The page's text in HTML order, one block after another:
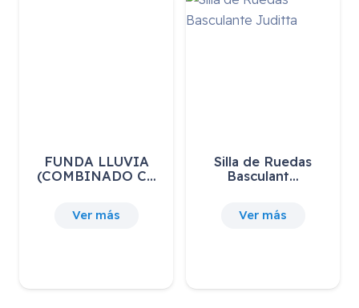
FUNDA LLUVIA
(COMBINADO C…
Ver más
Silla de Ruedas
Basculant…
Ver más